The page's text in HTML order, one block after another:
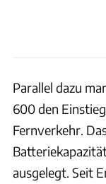
Parallel dazu
600 den
Fernverkehr.
ausgelegt. Seit